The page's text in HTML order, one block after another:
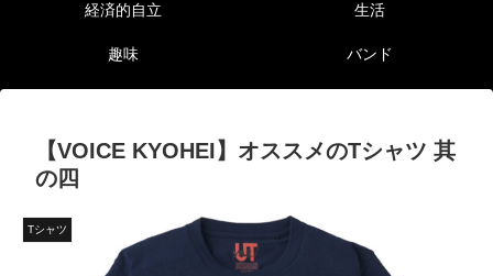
経済的自立 生活
趣味 バンド
【VOICE KYOHEI】オススメのTシャツ 其
の四
Tシャツ